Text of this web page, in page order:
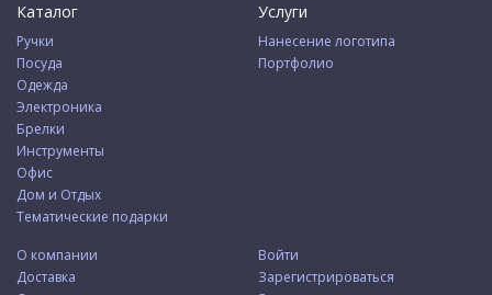
Каталог
Ручки
Посуда
Одежда
Электроника
Брелки
Инструменты
Офис
Дом и Отдых
Тематические подарки
Услуги
Нанесение логотипа
Портфолио
О компании
Доставка
Войти
Зарегистрироваться